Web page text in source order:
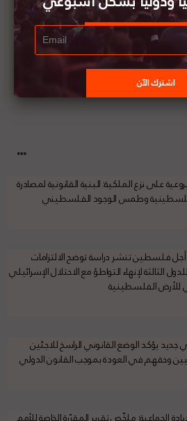
على نزع الملكية: البنية القانونية لمصادرة
وطمس الوجود الفلسطيني
فلسطين تنشر دراسة توضح الالتزامات
الثالثة لإنهاء التواطؤ مع الاحتلال الإسرائيلي
للأرض الفلسطينية
جديد يؤكد الوضع القانوني الراسخ للاجئين
وحقهم في العودة بموجب القانون الدولي